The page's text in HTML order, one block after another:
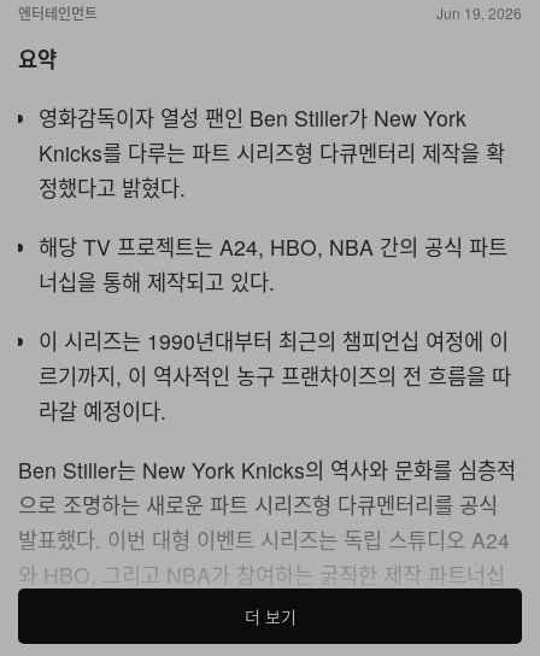
엔터테인먼트 Jun 19, 2026
요약
영화감독이자 열성 팬인 Ben Stiller가 New York
Knicks를 다루는 파트 시리즈형 다큐멘터리 제작을 확
정했다고 밝혔다.
해당 TV 프로젝트는 A24, HBO, NBA 간의 공식 파트
너십을 통해 제작되고 있다.
이 시리즈는 1990년대부터 최근의 챔피언십 여정에 이
르기까지, 이 역사적인 농구 프랜차이즈의 전 흐름을 따
라갈 예정이다.
Ben Stiller는 New York Knicks의 역사와 문화를 심층적
으로 조명하는 새로운 파트 시리즈형 다큐멘터리를 공식
발표했다. 이번 대형 이벤트 시리즈는 독립 스튜디오 A24
와 HBO, 그리고 NBA가 참여하는 굵직한 제작 파트너십
더 보기